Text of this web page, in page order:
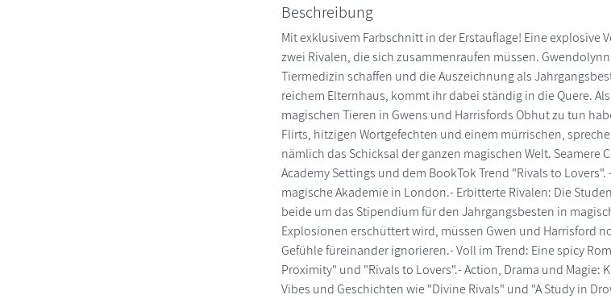
Beschreibung
Mit exklusivem Farbschnitt in der Erstauflage! Eine
zwei Rivalen, die sich zusammenraufen müssen.
Tiermedizin schaffen und die Auszeichnung als
reichem Elternhaus, kommt ihr dabei ständig in die Quere.
magischen Tieren in Gwens und Harrisfords Obhut zu tun
Flirts, hitzigen Wortgefechten und einem mürrischen,
nämlich das Schicksal der ganzen magischen Welt. Seamere
Academy Settings und dem BookTok Trend "Rivals to
magische Akademie in London.- Erbitterte Rivalen: Die
beide um das Stipendium für den Jahrgangsbesten in
Explosionen erschüttert wird, müssen Gwen und Harrisford
Gefühle füreinander ignorieren.- Voll im Trend: Eine spicy
Proximity" und "Rivals to Lovers".- Action, Drama und Magie:
Vibes und Geschichten wie "Divine Rivals" und "A Study in